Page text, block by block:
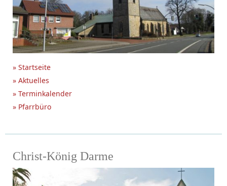
» Startseite
» Aktuelles
» Terminkalender
» Pfarrbüro
Christ-König Darme